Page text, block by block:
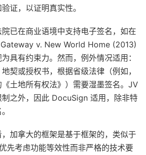
证，以证明真实性。
已在商业语境中支持电子签名，如在
v. New World Home (2013)
具有约束力。然而，例外情况适用：
契或授权书，根据省级法律（例如，
土地所有权法》）需要湿墨签名。JV
之外，因此 DocuSign 适用，除非特
加拿大的框架是基于框架的，类似于
先考虑功能等效性而非严格的技术要